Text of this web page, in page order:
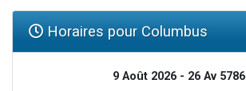
Horaires pour Columbus
9 Août 2026 - 26 Av 5786